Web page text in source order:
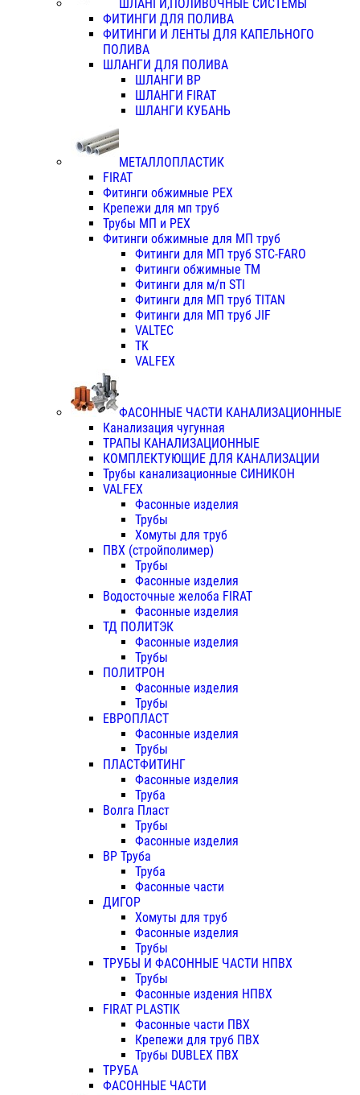
ШЛАНГИ,ПОЛИВОЧНЫЕ СИСТЕМЫ
ФИТИНГИ ДЛЯ ПОЛИВА
ФИТИНГИ И ЛЕНТЫ ДЛЯ КАПЕЛЬНОГО
ПОЛИВА
ШЛАНГИ ДЛЯ ПОЛИВА
ШЛАНГИ ВР
ШЛАНГИ FIRAT
ШЛАНГИ КУБАНЬ
МЕТАЛЛОПЛАСТИК
FIRAT
Фитинги обжимные PEX
Крепежи для мп труб
Трубы МП и PEX
Фитинги обжимные для МП труб
Фитинги для МП труб STC-FARO
Фитинги обжимные ТМ
Фитинги для м/п STI
Фитинги для МП труб TITAN
Фитинги для МП труб JIF
VALTEC
TK
VALFEX
ФАСОННЫЕ ЧАСТИ КАНАЛИЗАЦИОННЫЕ
Канализация чугунная
ТРАПЫ КАНАЛИЗАЦИОННЫЕ
КОМПЛЕКТУЮЩИЕ ДЛЯ КАНАЛИЗАЦИИ
Трубы канализационные СИНИКОН
VALFEX
Фасонные изделия
Трубы
Хомуты для труб
ПВХ (стройполимер)
Трубы
Фасонные изделия
Водосточные желоба FIRAT
Фасонные изделия
ТД ПОЛИТЭК
Фасонные изделия
Трубы
ПОЛИТРОН
Фасонные изделия
Трубы
ЕВРОПЛАСТ
Фасонные изделия
Трубы
ПЛАСТФИТИНГ
Фасонные изделия
Труба
Волга Пласт
Трубы
Фасонные изделия
ВР Труба
Труба
Фасонные части
ДИГОР
Хомуты для труб
Фасонные изделия
Трубы
ТРУБЫ И ФАСОННЫЕ ЧАСТИ НПВХ
Трубы
Фасонные издения НПВХ
FIRAT PLASTIK
Фасонные части ПВХ
Крепежи для труб ПВХ
Трубы DUBLEX ПВХ
ТРУБА
ФАСОННЫЕ ЧАСТИ